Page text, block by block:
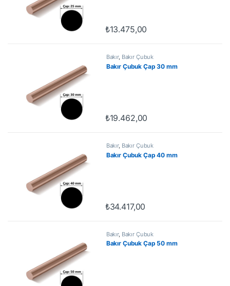
₺13.475,00
Bakır, Bakır Çubuk
Bakır Çubuk Çap 30 mm
₺19.462,00
Bakır, Bakır Çubuk
Bakır Çubuk Çap 40 mm
₺34.417,00
Bakır, Bakır Çubuk
Bakır Çubuk Çap 50 mm